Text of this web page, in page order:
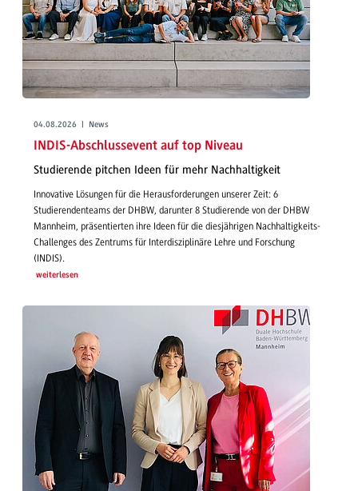
04.08.2026 | News
INDIS-Abschlussevent auf top Niveau
Studierende pitchen Ideen für mehr Nachhaltigkeit
Innovative Lösungen für die Herausforderungen unserer Zeit: 6
Studierendenteams der DHBW, darunter 8 Studierende von der DHBW
Mannheim, präsentierten ihre Ideen für die diesjährigen Nachhaltigkeits-
Challenges des Zentrums für Interdisziplinäre Lehre und Forschung
(INDIS).
weiterlesen